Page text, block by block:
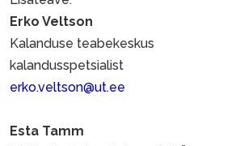
Erko Veltson
Kalanduse teabekeskus
kalandusspetsialist
erko.veltson@ut.ee
Esta Tamm